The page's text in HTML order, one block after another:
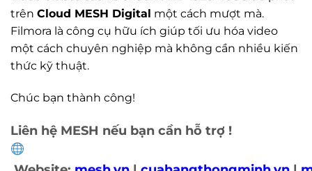
trên Cloud MESH Digital một cách mượt mà.
Filmora là công cụ hữu ích giúp tối ưu hóa video
một cách chuyên nghiệp mà không cần nhiều kiến
thức kỹ thuật.
Chúc bạn thành công!
Liên hệ MESH nếu bạn cần hỗ trợ !